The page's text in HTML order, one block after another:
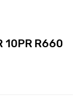
10PR R660